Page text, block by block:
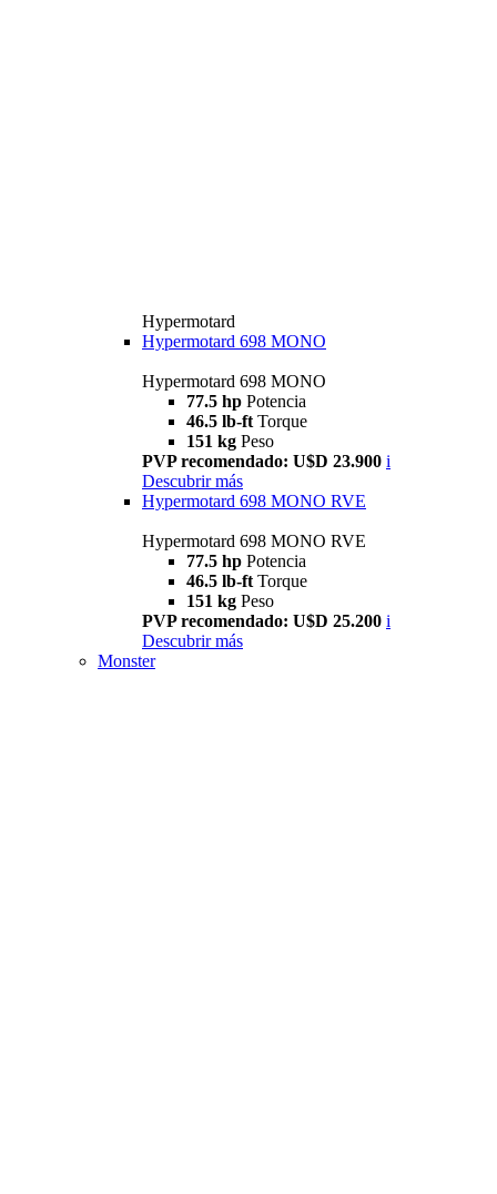
Hypermotard
Hypermotard 698 MONO
Hypermotard 698 MONO
77.5 hp Potencia
46.5 lb-ft Torque
151 kg Peso
PVP recomendado: U$D 23.900 i
Descubrir más
Hypermotard 698 MONO RVE
Hypermotard 698 MONO RVE
77.5 hp Potencia
46.5 lb-ft Torque
151 kg Peso
PVP recomendado: U$D 25.200 i
Descubrir más
Monster